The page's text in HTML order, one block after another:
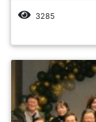
3285